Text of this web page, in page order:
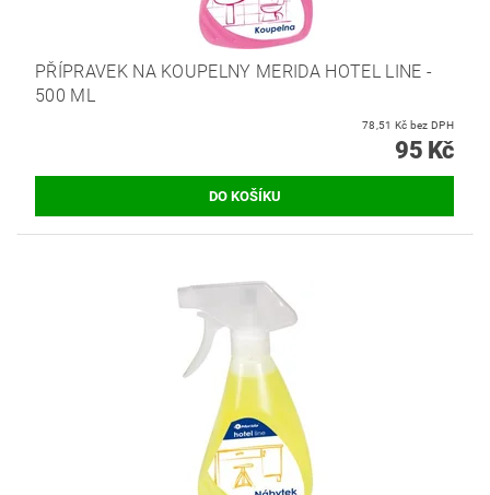
PŘÍPRAVEK NA KOUPELNY MERIDA HOTEL LINE -
500 ML
78,51 Kč bez DPH
95 Kč